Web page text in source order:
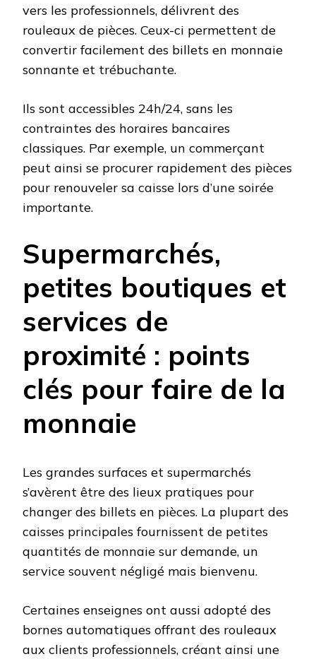
vers les professionnels, délivrent des
rouleaux de pièces. Ceux-ci permettent de
convertir facilement des billets en monnaie
sonnante et trébuchante.
Ils sont accessibles 24h/24, sans les
contraintes des horaires bancaires
classiques. Par exemple, un commerçant
peut ainsi se procurer rapidement des pièces
pour renouveler sa caisse lors d’une soirée
importante.
Supermarchés,
petites boutiques et
services de
proximité : points
clés pour faire de la
monnaie
Les grandes surfaces et supermarchés
s’avèrent être des lieux pratiques pour
changer des billets en pièces. La plupart des
caisses principales fournissent de petites
quantités de monnaie sur demande, un
service souvent négligé mais bienvenu.
Certaines enseignes ont aussi adopté des
bornes automatiques offrant des rouleaux
aux clients professionnels, créant ainsi une